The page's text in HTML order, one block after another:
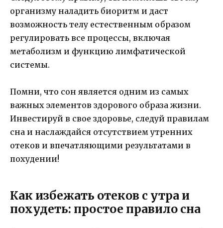
организму наладить биоритм и даст
возможность телу естественным образом
регулировать все процессы, включая
метаболизм и функцию лимфатической
системы.
Помни, что сон является одним из самых
важных элементов здорового образа жизни.
Инвестируй в свое здоровье, следуй правилам
сна и наслаждайся отсутствием утренних
отеков и впечатляющими результатами в
похудении!
Как избежать отеков с утра и
похудеть: простое правило сна